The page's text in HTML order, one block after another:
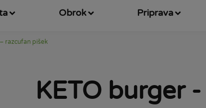
Obrok Priprava
razcufan pišek
KETO burger